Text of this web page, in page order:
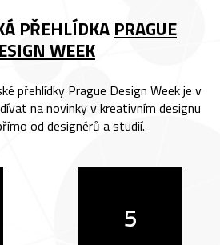
PŘEHLÍDKA PRAGUE
WEEK
přehlídky Prague Design Week je v
na novinky v kreativním designu
od designérů a studií.
5